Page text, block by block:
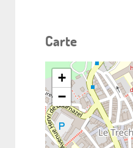
Carte
+
−